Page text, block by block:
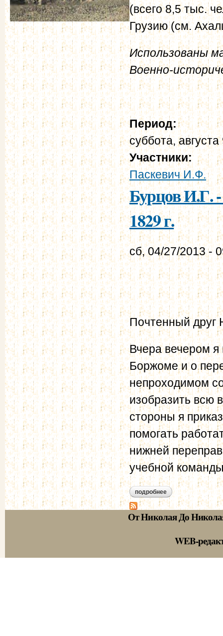
(всего 8,5 тыс.
Грузию (см.
Использованы
Военно-
Период:
суббота,
Участники:
Паскевич И.Ф.
Бурцов И.Г.
1829 г.
сб, 04/27/2013 -
Почтенный друг
Вчера вечером я
Боржоме и о
непроходимом
изобразить всю
стороны я
помогать
нижней
учебной
подробнее о бурцов и.г. -
От Николая До
WEB-